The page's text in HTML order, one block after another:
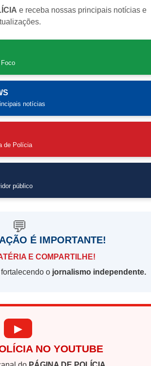
e receba nossas principais notícias e
notícias
de Polícia
público
💬
É IMPORTANTE!
E COMPARTILHE!
o jornalismo independente.
▶
NO YOUTUBE